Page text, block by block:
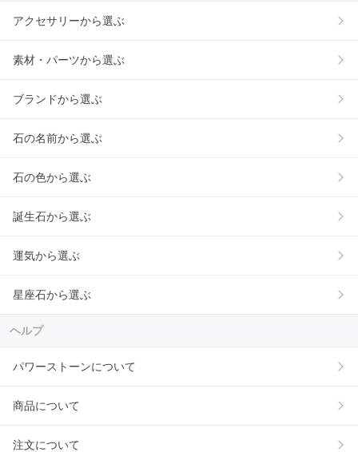
アクセサリーから選ぶ
素材・パーツから選ぶ
ブランドから選ぶ
石の名前から選ぶ
石の色から選ぶ
誕生石から選ぶ
運気から選ぶ
星座石から選ぶ
ヘルプ
パワーストーンについて
商品について
注文について